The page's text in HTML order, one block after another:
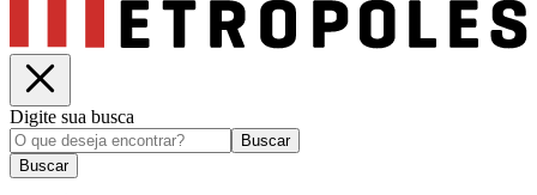
Digite sua busca
Buscar
Buscar